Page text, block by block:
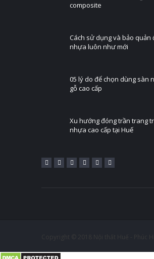
composite
Cách sử dụng và bảo quản
nhựa luôn như mới
05 lý do để chọn dùng sàn
gỗ cao cấp
Xu hướng đóng trần trang
nhựa cao cấp tại Huế
Copyright © 2018 Nội thất Huế - Phúc